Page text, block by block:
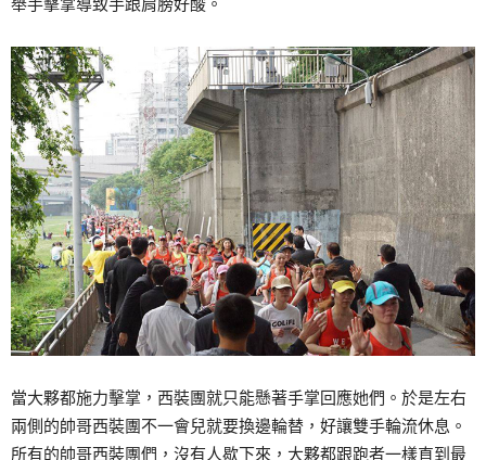
舉手擊掌導致手跟肩膀好酸。
當大夥都施力擊掌，西裝團就只能懸著手掌回應她們。於是左右
兩側的帥哥西裝團不一會兒就要換邊輪替，好讓雙手輪流休息。
所有的帥哥西裝團們，沒有人歇下來，大夥都跟跑者一樣直到最